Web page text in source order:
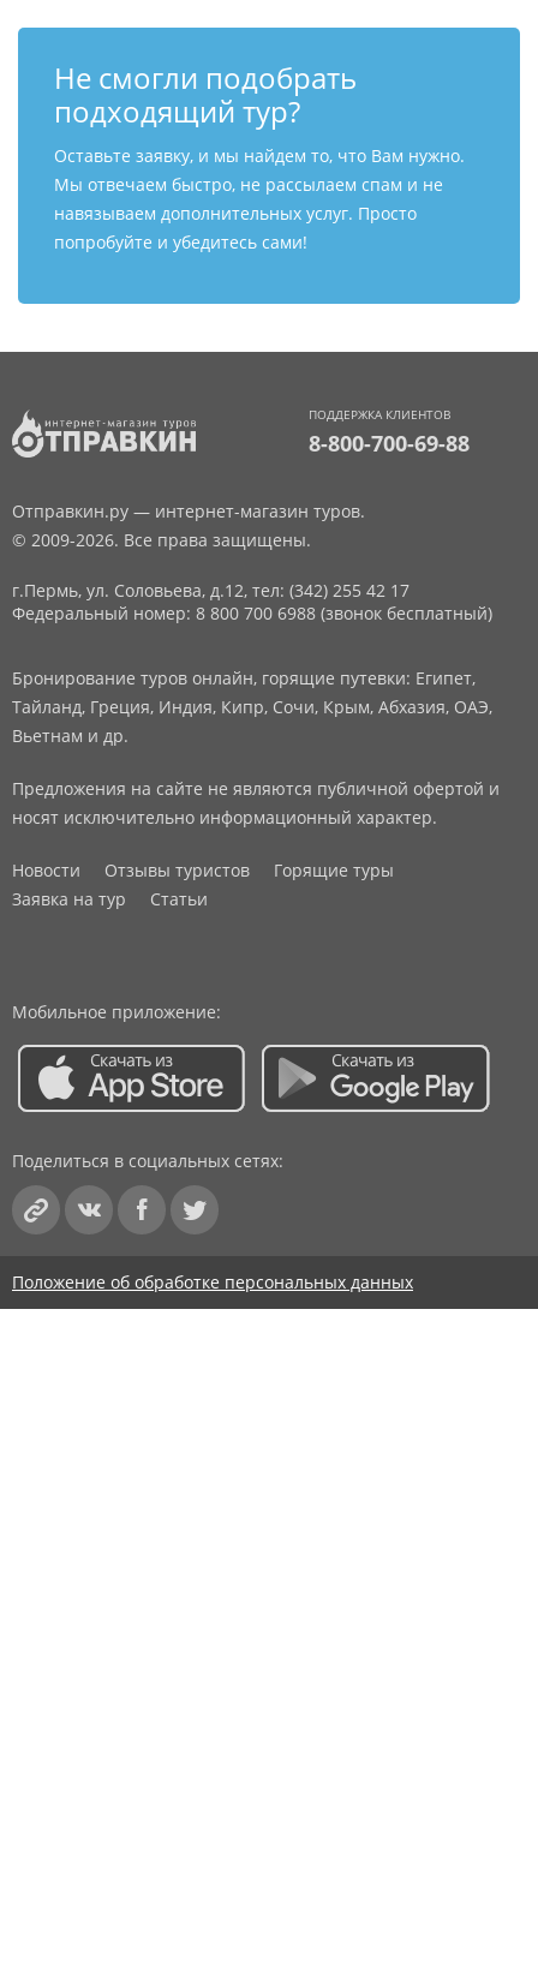
Не смогли подобрать
подходящий тур?
Оставьте заявку, и мы найдем то, что Вам нужно.
Мы отвечаем быстро, не рассылаем спам и не
навязываем дополнительных услуг. Просто
попробуйте и убедитесь сами!
ПОДДЕРЖКА КЛИЕНТОВ
8-800-700-69-88
Отправкин.ру — интернет-магазин туров.
© 2009-2026. Все права защищены.
г.Пермь, ул. Соловьева, д.12, тел: (342) 255 42 17
Федеральный номер: 8 800 700 6988 (звонок бесплатный)
Бронирование туров онлайн, горящие путевки: Египет,
Тайланд, Греция, Индия, Кипр, Сочи, Крым, Абхазия, ОАЭ,
Вьетнам и др.
Предложения на сайте не являются публичной офертой и
носят исключительно информационный характер.
Новости Отзывы туристов
Горящие туры
Заявка на тур
Статьи
Мобильное приложение:
Поделиться в социальных сетях:
Положение об обработке персональных данных